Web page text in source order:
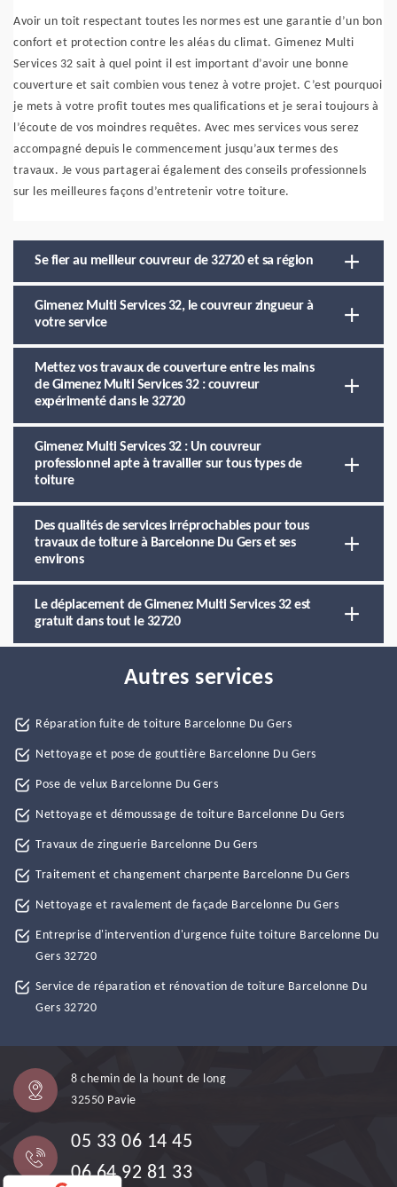
Avoir un toit respectant toutes les normes est une garantie d’un bon
confort et protection contre les aléas du climat. Gimenez Multi
Services 32 sait à quel point il est important d’avoir une bonne
couverture et sait combien vous tenez à votre projet. C’est pourquoi
je mets à votre profit toutes mes qualifications et je serai toujours à
l’écoute de vos moindres requêtes. Avec mes services vous serez
accompagné depuis le commencement jusqu’aux termes des
travaux. Je vous partagerai également des conseils professionnels
sur les meilleures façons d’entretenir votre toiture.
Se fier au meilleur couvreur de 32720 et sa région
Gimenez Multi Services 32, le couvreur zingueur à
votre service
Mettez vos travaux de couverture entre les mains
de Gimenez Multi Services 32 : couvreur
expérimenté dans le 32720
Gimenez Multi Services 32 : Un couvreur
professionnel apte à travailler sur tous types de
toiture
Des qualités de services irréprochables pour tous
travaux de toiture à Barcelonne Du Gers et ses
environs
Le déplacement de Gimenez Multi Services 32 est
gratuit dans tout le 32720
Autres services
Réparation fuite de toiture Barcelonne Du Gers
Nettoyage et pose de gouttière Barcelonne Du Gers
Pose de velux Barcelonne Du Gers
Nettoyage et démoussage de toiture Barcelonne Du Gers
Travaux de zinguerie Barcelonne Du Gers
Traitement et changement charpente Barcelonne Du Gers
Nettoyage et ravalement de façade Barcelonne Du Gers
Entreprise d'intervention d'urgence fuite toiture Barcelonne Du
Gers 32720
Service de réparation et rénovation de toiture Barcelonne Du
Gers 32720
8 chemin de la hount de long
32550 Pavie
05 33 06 14 45
06 64 92 81 33